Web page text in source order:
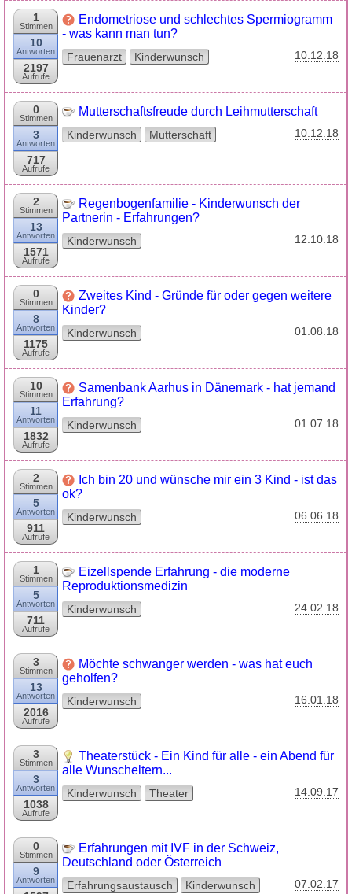
1
Stimmen
10
Antworten
2197
Aufrufe
Endometriose und schlechtes Spermiogramm
- was kann man tun?
Frauenarzt Kinderwunsch 10.12.18
0
Stimmen
3
Antworten
717
Aufrufe
Mutterschaftsfreude durch Leihmutterschaft
Kinderwunsch Mutterschaft 10.12.18
2
Stimmen
13
Antworten
1571
Aufrufe
Regenbogenfamilie - Kinderwunsch der
Partnerin - Erfahrungen?
Kinderwunsch 12.10.18
0
Stimmen
8
Antworten
1175
Aufrufe
Zweites Kind - Gründe für oder gegen weitere
Kinder?
Kinderwunsch 01.08.18
10
Stimmen
11
Antworten
1832
Aufrufe
Samenbank Aarhus in Dänemark - hat jemand
Erfahrung?
Kinderwunsch 01.07.18
2
Stimmen
5
Antworten
911
Aufrufe
Ich bin 20 und wünsche mir ein 3 Kind - ist das
ok?
Kinderwunsch 06.06.18
1
Stimmen
5
Antworten
711
Aufrufe
Eizellspende Erfahrung - die moderne
Reproduktionsmedizin
Kinderwunsch 24.02.18
3
Stimmen
13
Antworten
2016
Aufrufe
Möchte schwanger werden - was hat euch
geholfen?
Kinderwunsch 16.01.18
3
Stimmen
3
Antworten
1038
Aufrufe
Theaterstück - Ein Kind für alle - ein Abend für
alle Wunscheltern...
Kinderwunsch Theater 14.09.17
0
Stimmen
9
Antworten
Erfahrungen mit IVF in der Schweiz,
Deutschland oder Österreich
Erfahrungsaustausch Kinderwunsch 07.02.17